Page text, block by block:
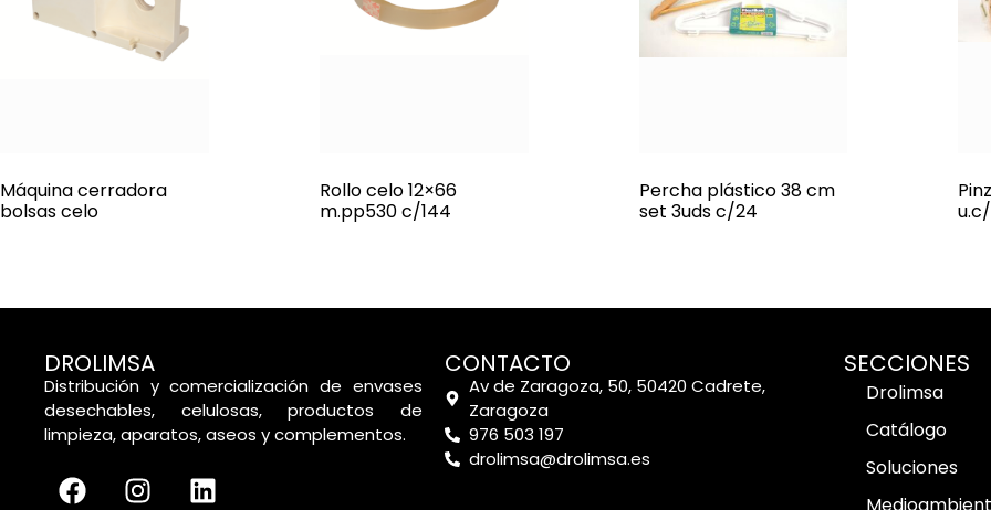
Máquina cerradora
bolsas celo
Rollo celo 12×66
m.pp530 c/144
Percha plástico 38 cm
set 3uds c/24
DROLIMSA
Distribución y comercialización de envases
desechables, celulosas, productos de
limpieza, aparatos, aseos y complementos.
CONTACTO
Av de Zaragoza, 50, 50420 Cadrete,
Zaragoza
976 503 197
drolimsa@drolimsa.es
SECCIONES
Drolimsa
Catálogo
Soluciones